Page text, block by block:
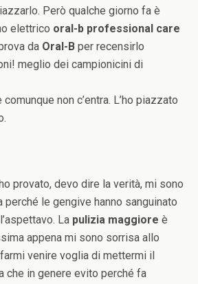
Però qualche giorno fa è
elettrico oral-b professional care
da Oral-B per recensirlo
meglio dei campionicini di
non c’entra. L’ho piazzato
provato, devo dire la verità, mi sono
perché le gengive hanno sanguinato
La pulizia maggiore è
appena mi sono sorrisa allo
venire voglia di mettermi il
che in genere evito perché fa